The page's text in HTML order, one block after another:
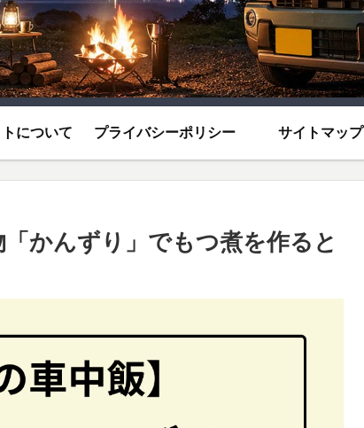
について プライバシーポリシー サイトマップ
「かんずり」でもつ煮を作ると